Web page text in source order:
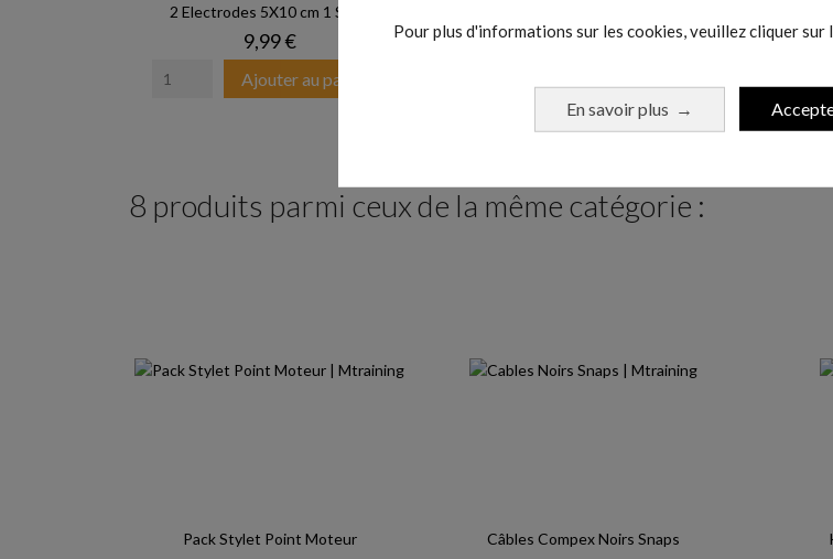
Pour plus d'informations sur les cookies, veuillez cliquer sur
En savoir plus →
2 Electrodes 5X10 cm 1 Snap
Prix
9,99 €
Ajouter au panier
Prix
9,99 €
8 produits parmi ceux de la même catégorie :
Pack Stylet Point Moteur Câbles Compex Noirs Snaps